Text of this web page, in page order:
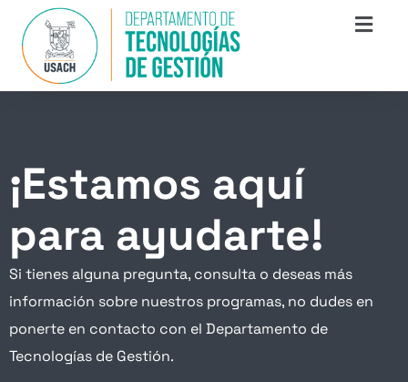
¡Estamos aquí
para ayudarte!
Si tienes alguna pregunta, consulta o deseas más
información sobre nuestros programas, no dudes en
ponerte en contacto con el Departamento de
Tecnologías de Gestión.